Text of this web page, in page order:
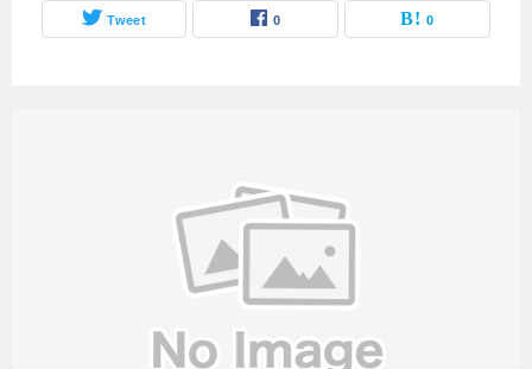
Tweet 0 0